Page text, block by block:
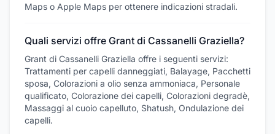
Maps o Apple Maps per ottenere indicazioni stradali.
Quali servizi offre Grant di Cassanelli Graziella?
Grant di Cassanelli Graziella offre i seguenti servizi:
Trattamenti per capelli danneggiati, Balayage, Pacchetti
sposa, Colorazioni a olio senza ammoniaca, Personale
qualificato, Colorazione dei capelli, Colorazioni degradè,
Massaggi al cuoio capelluto, Shatush, Ondulazione dei
capelli.